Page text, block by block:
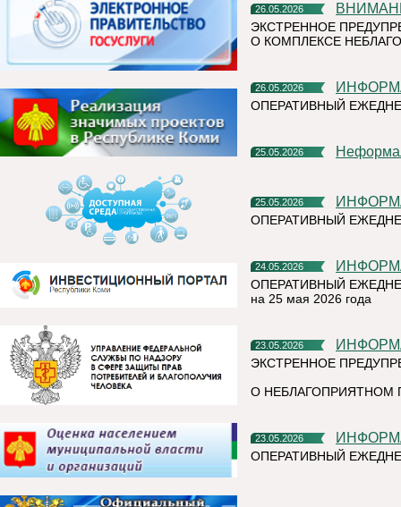
26.05.2026
ЭКСТРЕННОЕ
О КОМПЛЕКСЕ
26.05.2026
ОПЕРАТИВНЫЙ
25.05.2026
25.05.2026
ОПЕРАТИВНЫЙ
24.05.2026
ОПЕРАТИВНЫЙ
на 25 мая 2026 года
23.05.2026
ЭКСТРЕННОЕ
О НЕБЛАГОПРИЯТНОМ
23.05.2026
ОПЕРАТИВНЫЙ